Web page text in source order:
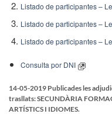
Listado de participantes –
Listado de participantes –
Listado de participantes –
Consulta por DNI
14-05-2019 Publicades les
trasllats:SECUNDÀRIA
ARTÍSTICS I IDIOMES.